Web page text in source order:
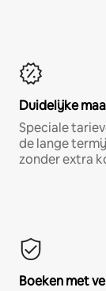
Duidelijke
Speciale
de lange
zonder extra
Boeken met